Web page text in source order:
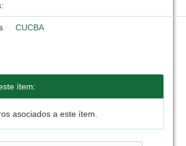
CUCBA
ítem:
asociados a este ítem.